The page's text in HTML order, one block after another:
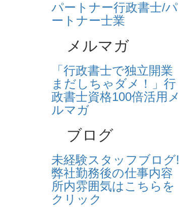
パートナー行政書士/パ
ートナー士業
メルマガ
「行政書士で独立開業
まだしちゃダメ！」行
政書士資格100倍活用メ
ルマガ
ブログ
未経験スタッフブログ!
弊社勤務後の仕事内容
所内雰囲気はこちらを
クリック